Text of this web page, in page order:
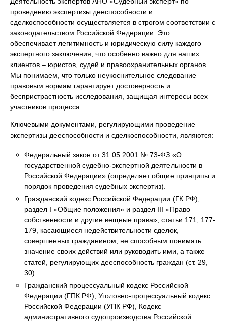
проведению экспертизы дееспособности и
сделкоспособности осуществляется в строгом соответствии с
законодательством Российской Федерации. Это
обеспечивает легитимность и юридическую силу каждого
экспертного заключения, что особенно важно для наших
клиентов – юристов, судей и правоохранительных органов.
Мы понимаем, что только неукоснительное следование
правовым нормам гарантирует достоверность и
беспристрастность исследования, защищая интересы всех
участников процесса.
Ключевыми документами, регулирующими проведение
экспертизы дееспособности и сделкоспособности, являются:
Федеральный закон от 31.05.2001 № 73-ФЗ «О
государственной судебно-экспертной деятельности в
Российской Федерации» (определяет общие принципы и
порядок проведения судебных экспертиз).
Гражданский кодекс Российской Федерации (ГК РФ),
раздел I «Общие положения» и раздел III «Право
собственности и другие вещные права», статьи 171, 177-
179, касающиеся недействительности сделок,
совершенных гражданином, не способным понимать
значение своих действий или руководить ими, а также
статей, регулирующих дееспособность граждан (ст. 29,
30).
Гражданский процессуальный кодекс Российской
Федерации (ГПК РФ), Уголовно-процессуальный кодекс
Российской Федерации (УПК РФ), Кодекс
административного судопроизводства Российской